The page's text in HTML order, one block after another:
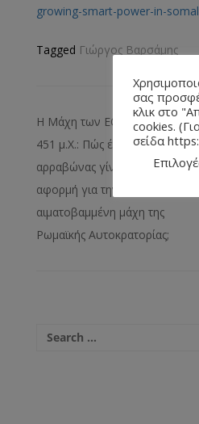
growing-smart-power-in-
Tagged Γιώργος Βαρσάμης
Η Μάχη των ΕΘνών του
451 μ.Χ.: Πώς ένας άδοξος
αρραβώνας γίνεται η
αφορμή για την πιο
αιματοβαμμένη μάχη της
Ρωμαϊκής Αυτοκρατορίας;
σας
κλικ στο
cookies.
σείδα